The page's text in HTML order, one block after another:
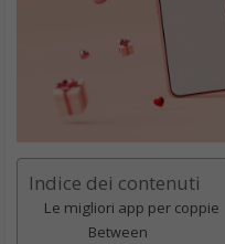
Indice dei contenuti
Le migliori app per coppie
Between